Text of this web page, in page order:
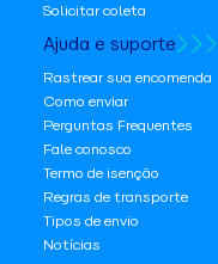
Solicitar coleta
Ajuda e suporte
Rastrear sua encomenda
Como enviar
Perguntas Frequentes
Fale conosco
Termo de isenção
Regras de transporte
Tipos de envio
Notícias